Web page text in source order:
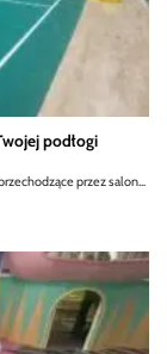
podłogi
przez salon...